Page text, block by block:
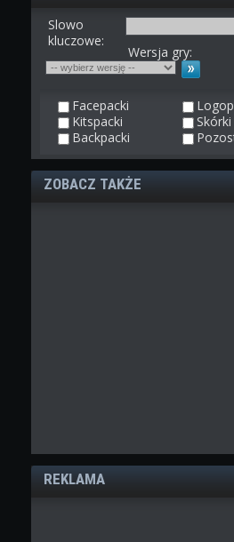
Slowo
kluczowe:
Wersja gry:
Facepacki
Kitspacki
Skórki
Backpacki
ZOBACZ TAKŻE
REKLAMA